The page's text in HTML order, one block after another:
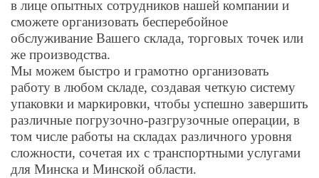
в лице опытных сотрудников нашей компании и
сможете организовать бесперебойное
обслуживание Вашего склада, торговых точек или
же производства.
Мы можем быстро и грамотно организовать
работу в любом складе, создавая четкую систему
упаковки и маркировки, чтобы успешно завершить
различные погрузочно-разгрузочные операции, в
том числе работы на складах различного уровня
сложности, сочетая их с транспортными услугами
для Минска и Минской области.